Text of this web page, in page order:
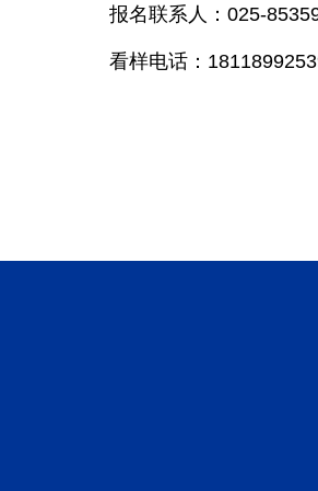
报名联系人：025-
看样电话：